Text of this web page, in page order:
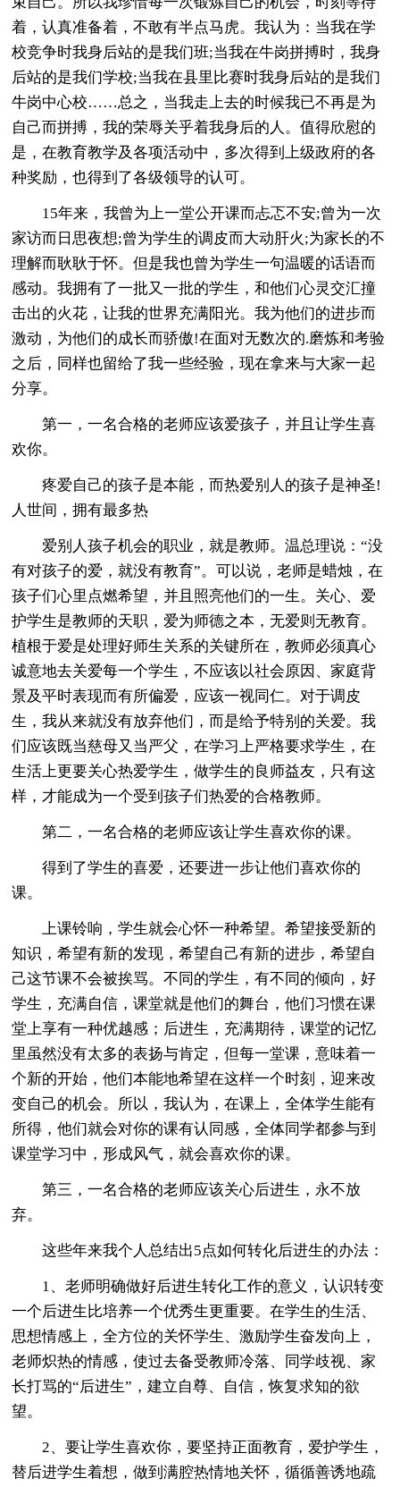
着，认真准备着，不敢有半点马虎。我认为：当我在学
校竞争时我身后站的是我们班;当我在牛岗拼搏时，我身
后站的是我们学校;当我在县里比赛时我身后站的是我们
牛岗中心校……总之，当我走上去的时候我已不再是为
自己而拼搏，我的荣辱关乎着我身后的人。值得欣慰的
是，在教育教学及各项活动中，多次得到上级政府的各
种奖励，也得到了各级领导的认可。
15年来，我曾为上一堂公开课而忐忑不安;曾为一次
家访而日思夜想;曾为学生的调皮而大动肝火;为家长的不
理解而耿耿于怀。但是我也曾为学生一句温暖的话语而
感动。我拥有了一批又一批的学生，和他们心灵交汇撞
击出的火花，让我的世界充满阳光。我为他们的进步而
激动，为他们的成长而骄傲!在面对无数次的.磨炼和考验
之后，同样也留给了我一些经验，现在拿来与大家一起
分享。
第一，一名合格的老师应该爱孩子，并且让学生喜
欢你。
疼爱自己的孩子是本能，而热爱别人的孩子是神圣!
人世间，拥有最多热
爱别人孩子机会的职业，就是教师。温总理说：“没
有对孩子的爱，就没有教育”。可以说，老师是蜡烛，在
孩子们心里点燃希望，并且照亮他们的一生。关心、爱
护学生是教师的天职，爱为师德之本，无爱则无教育。
植根于爱是处理好师生关系的关键所在，教师必须真心
诚意地去关爱每一个学生，不应该以社会原因、家庭背
景及平时表现而有所偏爱，应该一视同仁。对于调皮
生，我从来就没有放弃他们，而是给予特别的关爱。我
们应该既当慈母又当严父，在学习上严格要求学生，在
生活上更要关心热爱学生，做学生的良师益友，只有这
样，才能成为一个受到孩子们热爱的合格教师。
第二，一名合格的老师应该让学生喜欢你的课。
得到了学生的喜爱，还要进一步让他们喜欢你的
课。
上课铃响，学生就会心怀一种希望。希望接受新的
知识，希望有新的发现，希望自己有新的进步，希望自
己这节课不会被挨骂。不同的学生，有不同的倾向，好
学生，充满自信，课堂就是他们的舞台，他们习惯在课
堂上享有一种优越感；后进生，充满期待，课堂的记忆
里虽然没有太多的表扬与肯定，但每一堂课，意味着一
个新的开始，他们本能地希望在这样一个时刻，迎来改
变自己的机会。所以，我认为，在课上，全体学生能有
所得，他们就会对你的课有认同感，全体同学都参与到
课堂学习中，形成风气，就会喜欢你的课。
第三，一名合格的老师应该关心后进生，永不放
弃。
这些年来我个人总结出5点如何转化后进生的办法：
1、老师明确做好后进生转化工作的意义，认识转变
一个后进生比培养一个优秀生更重要。在学生的生活、
思想情感上，全方位的关怀学生、激励学生奋发向上，
老师炽热的情感，使过去备受教师冷落、同学歧视、家
长打骂的“后进生”，建立自尊、自信，恢复求知的欲
望。
2、要让学生喜欢你，要坚持正面教育，爱护学生，
替后进学生着想，做到满腔热情地关怀，循循善诱地疏